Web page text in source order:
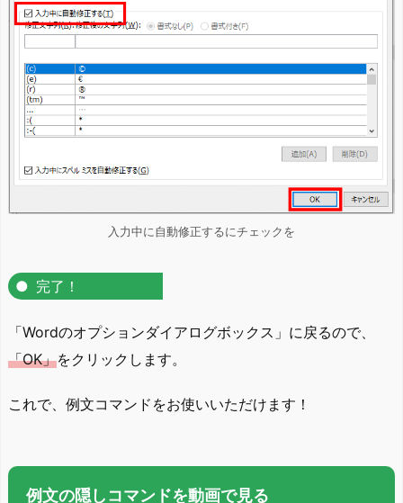
入力中に自動修正するにチェックを
完了！
「Wordのオプションダイアログボックス」に戻るので、
「OK」をクリックします。
これで、例文コマンドをお使いいただけます！
例文の隠しコマンドを動画で見る